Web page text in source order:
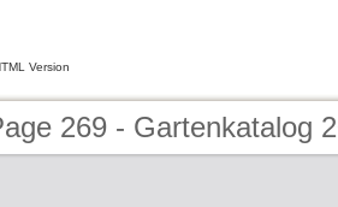
Version
269 - Gartenkatalog